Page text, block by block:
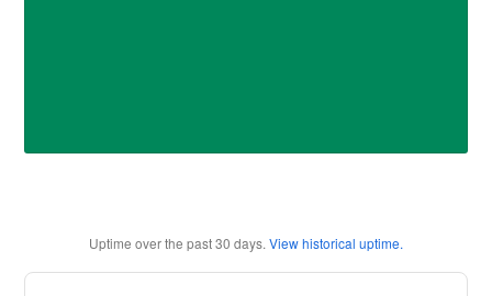
Uptime over the past30 days. View historical uptime.